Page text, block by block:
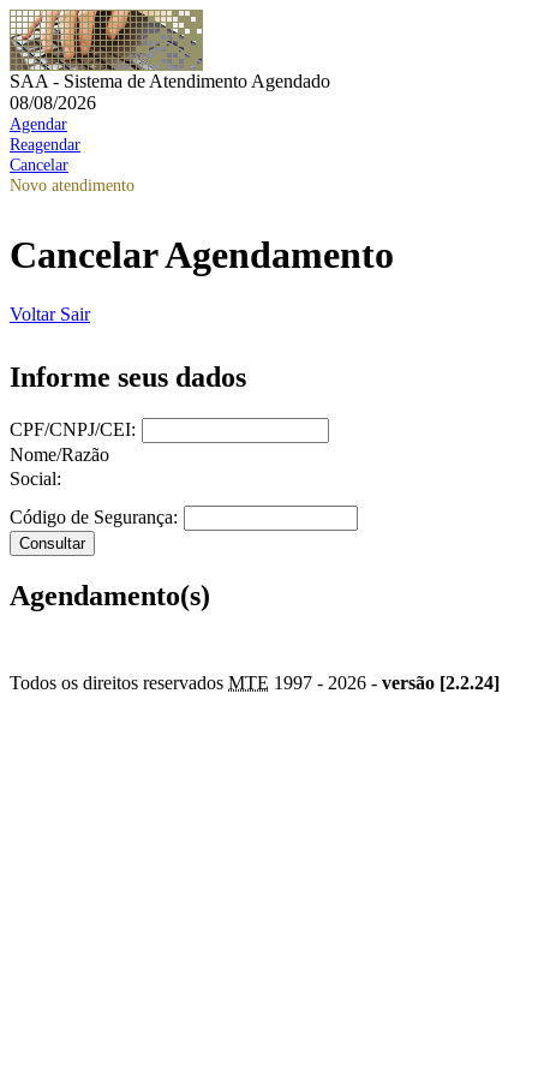
SAA - Sistema de Atendimento Agendado
08/08/2026
Agendar
Reagendar
Cancelar
Novo atendimento
Cancelar Agendamento
Voltar Sair
Informe seus dados
CPF/CNPJ/CEI:
Nome/Razão
Social:
Código de Segurança:
Agendamento(s)
Todos os direitos reservados MTE 1997 - 2026 - versão [2.2.24]